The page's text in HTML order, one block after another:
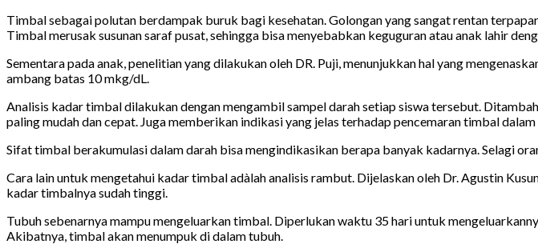
Timbal sebagai polutan berdampak buruk bagi kesehatan. Golongan yang sangat rentan
Timbal merusak susunan saraf pusat, sehingga bisa menyebabkan keguguran atau anak lahir
Sementara pada anak, penelitian yang dilakukan oleh DR. Puji, menunjukkan hal yang
ambang batas 10 mkg/dL.
Analisis kadar timbal dilakukan dengan mengambil sampel darah setiap siswa tersebut.
paling mudah dan cepat. Juga memberikan indikasi yang jelas terhadap pencemaran timbal
Sifat timbal berakumulasi dalam darah bisa mengindikasikan berapa banyak kadarnya. Selagi
Cara lain untuk mengetahui kadar timbal adàlah analisis rambut. Dijelaskan oleh Dr. Agustin
kadar timbalnya sudah tinggi.
Tubuh sebenarnya mampu mengeluarkan timbal. Diperlukan waktu 35 hari untuk
Akibatnya, timbal akan menumpuk di dalam tubuh.